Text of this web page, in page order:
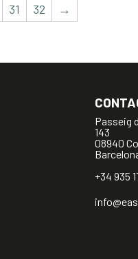
31 32 →
Passeig
143
08940
+34 935